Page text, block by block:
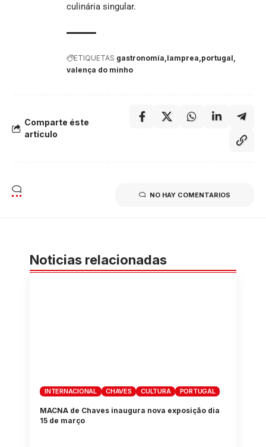
culinária singular.
ETIQUETAS gastronomía lamprea portugal
valença do minho
Comparte éste
artículo
NO HAY COMENTARIOS
Noticias relacionadas
INTERNACIONAL CHAVES CULTURA PORTUGAL
MACNA de Chaves inaugura nova exposição dia
15 de março